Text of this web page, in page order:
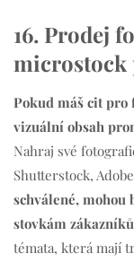
16. Prodej
microstock
Pokud máš cit pro
vizuální obsah
Nahraj své
Shutterstock,
schválené, mohou
stovkám
témata, která mají